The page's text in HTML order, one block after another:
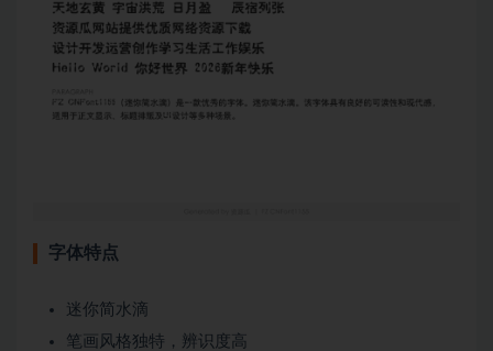
字体特点
迷你简水滴
笔画风格独特，辨识度高